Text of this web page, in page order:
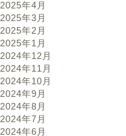
2025年4月
2025年3月
2025年2月
2025年1月
2024年12月
2024年11月
2024年10月
2024年9月
2024年8月
2024年7月
2024年6月